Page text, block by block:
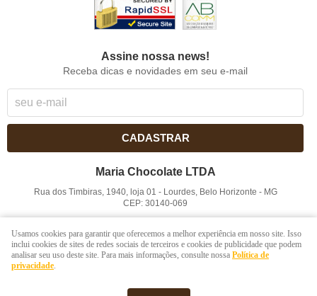
Assine nossa news!
Receba dicas e novidades em seu e-mail
CADASTRAR
Maria Chocolate LTDA
Rua dos Timbiras, 1940, loja 01 - Lourdes, Belo Horizonte - MG
CEP: 30140-069
LOJA VIRTUAL CRIADA POR
Usamos cookies para garantir que oferecemos a melhor experiência em nosso site. Isso
inclui cookies de sites de redes sociais de terceiros e cookies de publicidade que podem
analisar seu uso deste site. Para mais informações, consulte nossa Política de
privacidade.